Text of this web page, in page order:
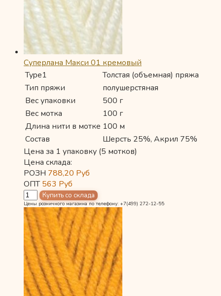
Суперлана Макси 01 кремовый
Type1
Толстая (объемная) пряжа
Тип пряжи
полушерстяная
Вес упаковки
500 г
Вес мотка
100 г
Длина нити в мотке 100 м
Состав
Шерсть 25%, Акрил 75%
Цена за 1 упаковку (5 мотков)
Цена склада:
РОЗН 788,20 Руб
ОПТ563 Руб
Цены розничного магазина по телефону: +7(499) 272-12-55